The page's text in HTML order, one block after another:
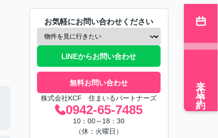
お気軽にお問い合わせください
LINEからお問い合わせ
無料お問い合わせ
株式会社KCF 住まいるパートナーズ
0942-65-7485
10：00～18：30
（休：火曜日）
来店予約